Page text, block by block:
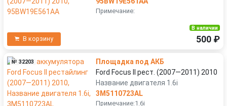
Примечание:
В корзину
В наличии
500 ₽
№ 32203
Площадка под АКБ
Ford Focus II рест. (2007—2011) 2010
Название двигателя 1.6i
3M5110723AL
Примечание:1.6i